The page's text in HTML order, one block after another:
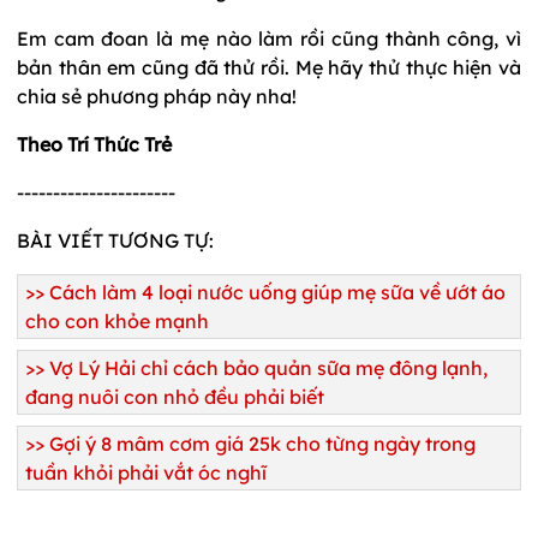
Em cam đoan là mẹ nào làm rồi cũng thành công, vì
bản thân em cũng đã thử rồi. Mẹ hãy thử thực hiện và
chia sẻ phương pháp này nha!
Theo Trí Thức Trẻ
----------------------
BÀI VIẾT TƯƠNG TỰ:
>> Cách làm 4 loại nước uống giúp mẹ sữa về ướt áo
cho con khỏe mạnh
>> Vợ Lý Hải chỉ cách bảo quản sữa mẹ đông lạnh,
đang nuôi con nhỏ đều phải biết
>> Gợi ý 8 mâm cơm giá 25k cho từng ngày trong
tuần khỏi phải vắt óc nghĩ